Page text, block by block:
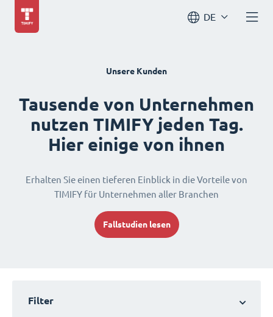
DE
Unsere Kunden
Tausende von Unternehmen
nutzen TIMIFY jeden Tag.
Hier einige von ihnen
Erhalten Sie einen tieferen Einblick in die Vorteile von
TIMIFY für Unternehmen aller Branchen
Fallstudien lesen
Filter